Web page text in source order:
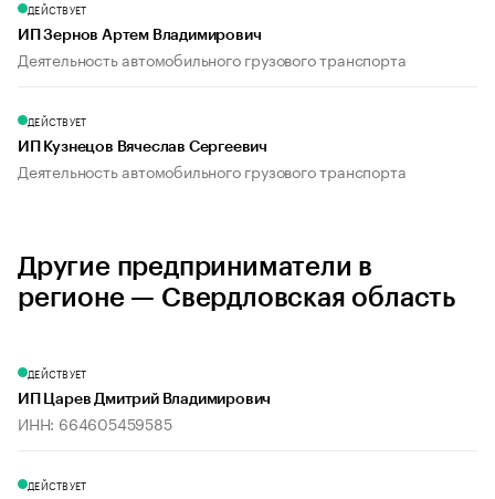
ДЕЙСТВУЕТ
ИП Зернов Артем Владимирович
Деятельность автомобильного грузового транспорта
ДЕЙСТВУЕТ
ИП Кузнецов Вячеслав Сергеевич
Деятельность автомобильного грузового транспорта
Другие предприниматели в
регионе — Свердловская область
ДЕЙСТВУЕТ
ИП Царев Дмитрий Владимирович
ИНН: 664605459585
ДЕЙСТВУЕТ